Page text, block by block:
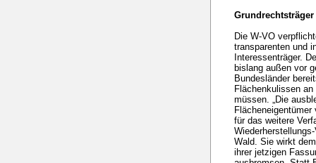
Die W-VO
transparenten und
Interessenträger.
bislang außen vor
Bundesländer
Flächenkulissen
müssen. „Die
für das weitere
Wald. Sie wirkt
ihrer jetzigen